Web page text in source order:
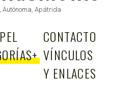
Autónoma, Apátrida
CONTACTO
+ VÍNCULOS
Y ENLACES